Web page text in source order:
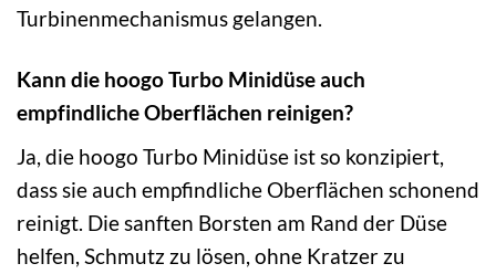
Turbinenmechanismus gelangen.
Kann die hoogo Turbo Minidüse auch
empfindliche Oberflächen reinigen?
Ja, die hoogo Turbo Minidüse ist so konzipiert,
dass sie auch empfindliche Oberflächen schonend
reinigt. Die sanften Borsten am Rand der Düse
helfen, Schmutz zu lösen, ohne Kratzer zu